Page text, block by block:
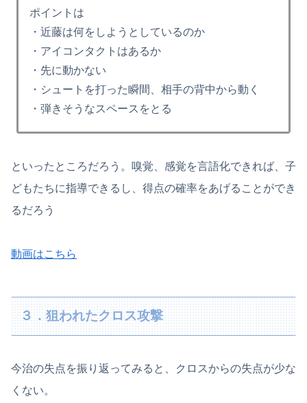
ポイントは
・近藤は何をしようとしているのか
・アイコンタクトはあるか
・先に動かない
・シュートを打った瞬間、相手の背中から動く
・弾きそうなスペースをとる
といったところだろう。嗅覚、感覚を言語化できれば、子
どもたちに指導できるし、得点の確率をあげることができ
るだろう
動画はこちら
３．狙われたクロス攻撃
今治の失点を振り返ってみると、クロスからの失点が少な
くない。